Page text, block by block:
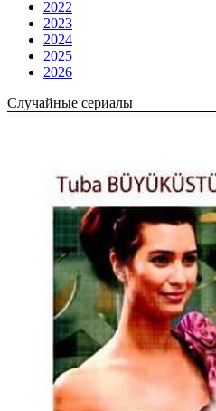
2022
2023
2024
2025
2026
Случайные сериалы